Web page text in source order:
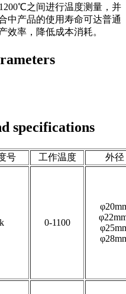
之间进行温度测量，并
中产品的使用寿命可达普通
效率，降低成本消耗。
specifications
号 工作温度
外径
k 0-1100